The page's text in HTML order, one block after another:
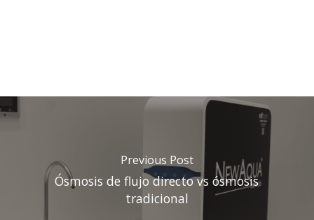
Previous Post
Ósmosis de flujo directo vs ósmosis
tradicional